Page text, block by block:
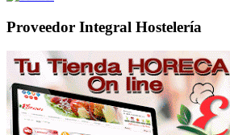
Proveedor Integral Hostelería